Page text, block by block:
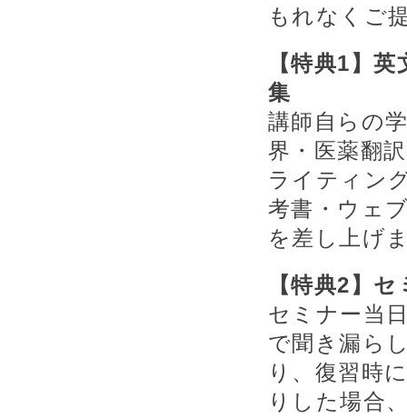
もれなくご
【特典1】
集
講師自らの
界・医薬翻
ライティン
考書・ウェ
を差し上げ
【特典2】
セミナー当
で聞き漏ら
り、復習時
りした場合